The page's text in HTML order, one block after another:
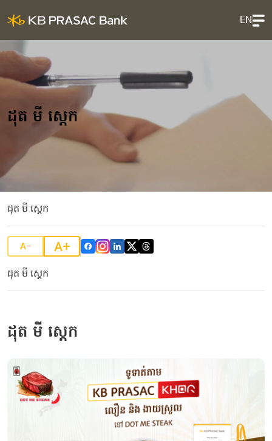
EN
ដុត មី ស្តេក
ដុត មី ស្តេក
A- A+
ដុត មី ស្តេក
ដុត មី ស្តេក